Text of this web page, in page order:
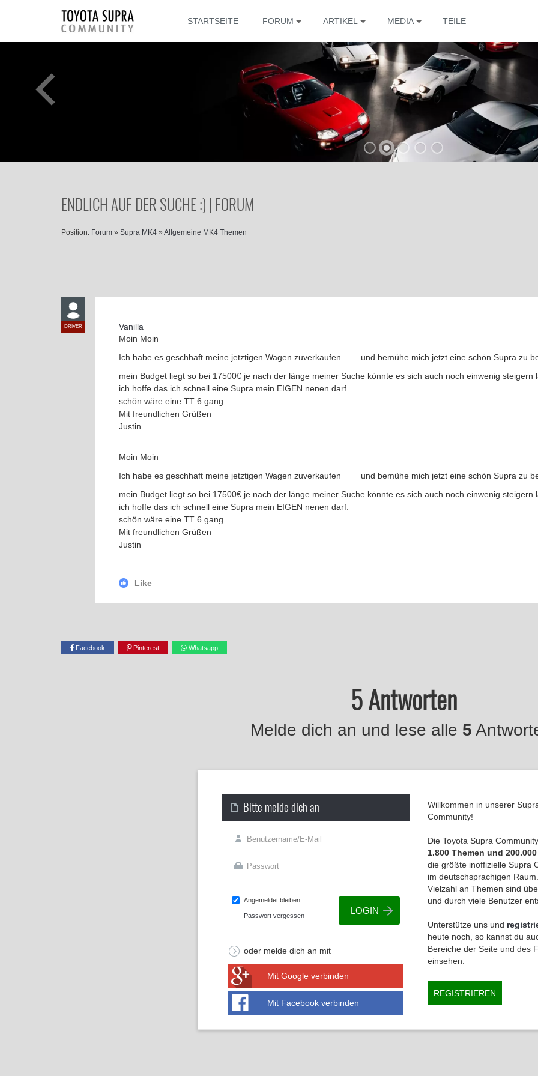
STARTSEITE FORUM ARTIKEL MEDIA TEILE
ENDLICH AUF DER SUCHE :) | FORUM
Position: Forum » Supra MK4 » Allgemeine MK4 Themen
DRIVER Vanilla
Moin Moin
Ich habe es geschhaft meine jetztigen Wagen zuverkaufen
und bemühe mich jetzt eine schön Supra zu
mein Budget liegt so bei 17500€ je nach der länge meiner Suche könnte es sich auch noch einwenig steigern
ich hoffe das ich schnell eine Supra mein EIGEN nenen darf.
schön wäre eine TT 6 gang
Mit freundlichen Grüßen
Justin
Moin Moin
Ich habe es geschhaft meine jetztigen Wagen zuverkaufen
und bemühe mich jetzt eine schön Supra zu
mein Budget liegt so bei 17500€ je nach der länge meiner Suche könnte es sich auch noch einwenig steigern
ich hoffe das ich schnell eine Supra mein EIGEN nenen darf.
schön wäre eine TT 6 gang
Mit freundlichen Grüßen
Justin
Like
Facebook Pinterest Whatsapp
5 Antworten
Melde dich an und lese alle 5
Bitte melde dich an
Angemeldet bleiben
Passwort vergessen
oder melde dich an mit
Mit Google verbinden
Mit Facebook verbinden
Willkommen in unserer
Community!
Die Toyota Supra
1.800 Themen und
die größte inoffizielle Supra
im deutschsprachigen
Vielzahl an Themen sind
und durch viele Benutzer
Unterstütze uns und
heute noch, so kannst du
Bereiche der Seite und des
einsehen.
REGISTRIEREN